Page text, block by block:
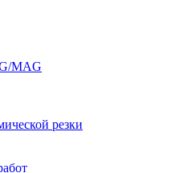
MAG
резки